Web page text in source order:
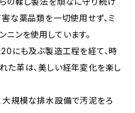
な薬品類を一切使用せず、ミ
ンを使用しています。
にも及ぶ製造工程を経て、時
た革は、美しい経年変化を楽し
大規模な排水設備で汚泥をろ